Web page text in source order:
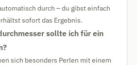
durch – du gibst einfach
sofort das Ergebnis.
sollte ich für ein
sich besonders Perlen mit einem